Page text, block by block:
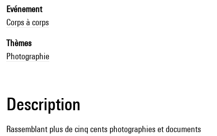
Evénement
Corps à corps
Thèmes
Photographie
Description
Rassemblant plus de cinq cents photographies et documents